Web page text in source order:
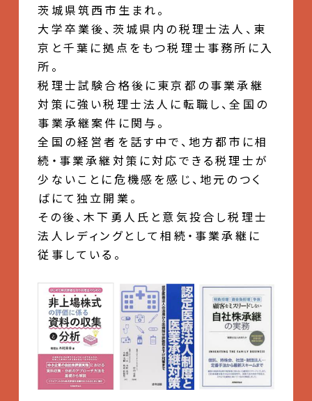
茨城県筑西市生まれ。
大学卒業後、茨城県内の税理士法人、東
京と千葉に拠点をもつ税理士事務所に入
所。
税理士試験合格後に東京都の事業承継
対策に強い税理士法人に転職し、全国の
事業承継案件に関与。
全国の経営者を話す中で、地方都市に相
続・事業承継対策に対応できる税理士が
少ないことに危機感を感じ、地元のつく
ばにて独立開業。
その後、木下勇人氏と意気投合し税理士
法人レディングとして相続・事業承継に
従事している。